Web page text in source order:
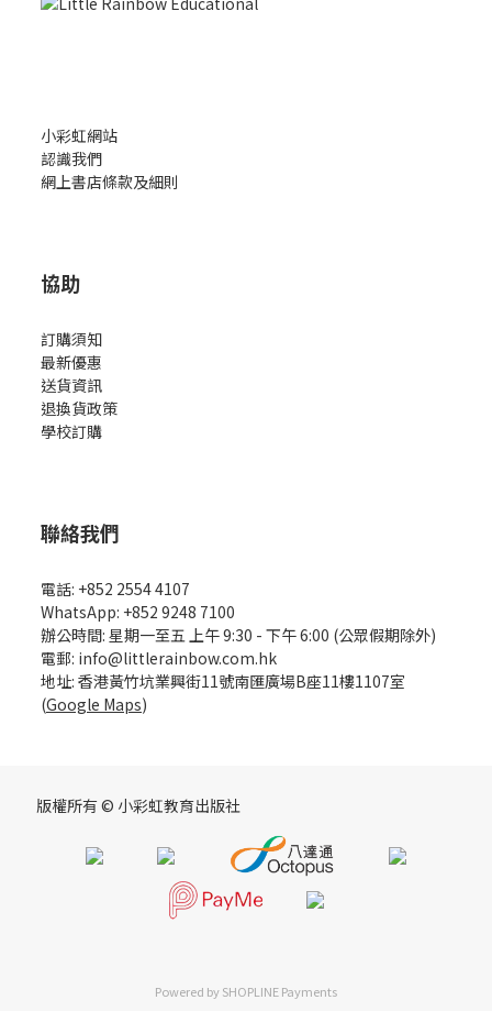
小彩虹網站
認識我們
網上書店條款及細則
協助
訂購須知
最新優惠
送貨資訊
退換貨政策
學校訂購
聯絡我們
電話: +852 2554 4107
WhatsApp: +852 9248 7100
辦公時間: 星期一至五 上午 9:30 - 下午 6:00 (公眾假期除外)
電郵: info@littlerainbow.com.hk
地址: 香港黃竹坑業興街11號南匯廣場B座11樓1107室
(Google Maps)
版權所有 © 小彩虹教育出版社
Powered bySHOPLINE Payments